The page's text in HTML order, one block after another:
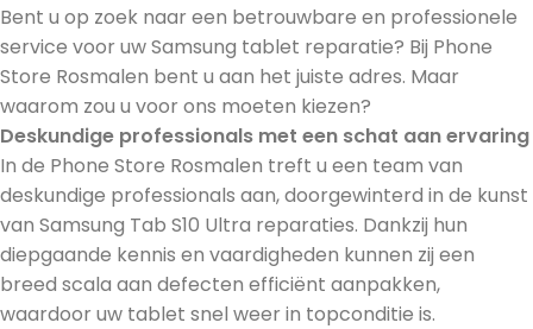
Bent u op zoek naar een betrouwbare en professionele
service voor uw Samsung tablet reparatie? Bij Phone
Store Rosmalen bent u aan het juiste adres. Maar
waarom zou u voor ons moeten kiezen?
Deskundige professionals met een schat aan ervaring
In de Phone Store Rosmalen treft u een team van
deskundige professionals aan, doorgewinterd in de kunst
van Samsung Tab S10 Ultra reparaties. Dankzij hun
diepgaande kennis en vaardigheden kunnen zij een
breed scala aan defecten efficiënt aanpakken,
waardoor uw tablet snel weer in topconditie is.